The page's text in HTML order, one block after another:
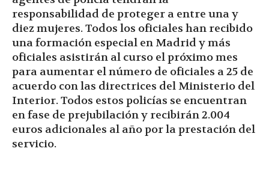
responsabilidad de proteger a entre una y
diez mujeres. Todos los oficiales han recibido
una formación especial en Madrid y más
oficiales asistirán al curso el próximo mes
para aumentar el número de oficiales a 25 de
acuerdo con las directrices del Ministerio del
Interior. Todos estos policías se encuentran
en fase de prejubilación y recibirán 2.004
euros adicionales al año por la prestación del
servicio.